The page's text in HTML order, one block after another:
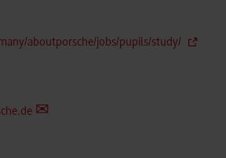
aboutporsche/jobs/pupils/study/